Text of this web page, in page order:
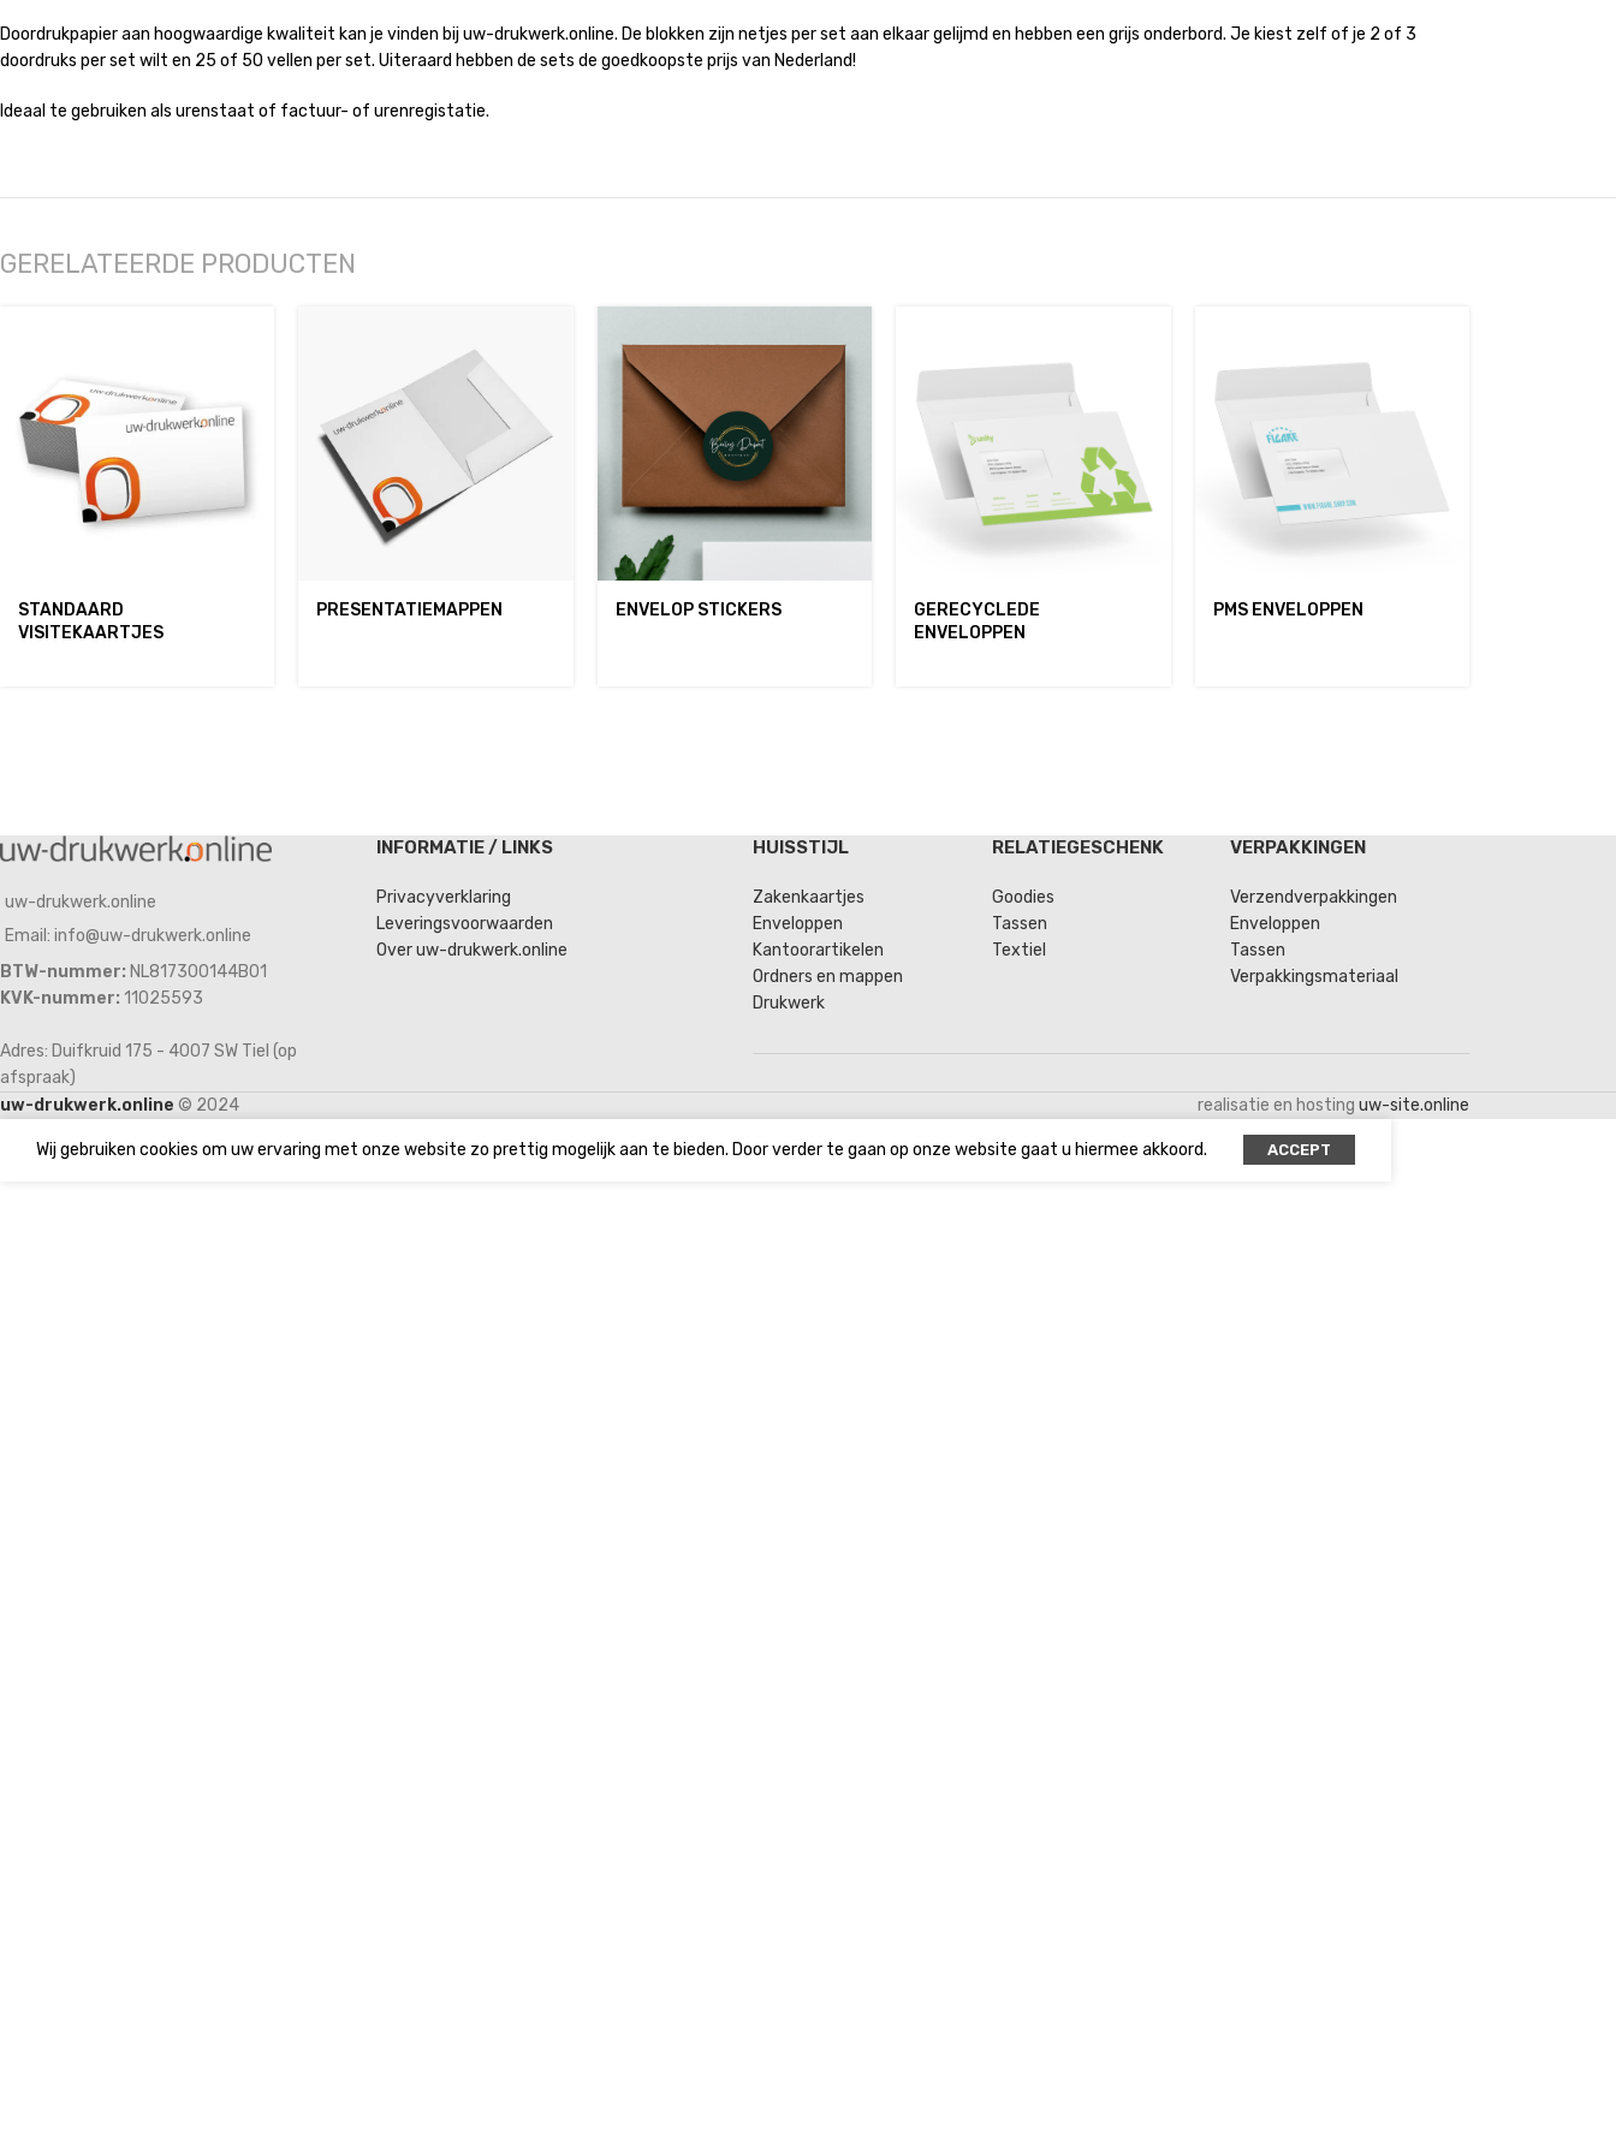
Doordrukpapier aan hoogwaardige kwaliteit kan je vinden bij uw-drukwerk.online. De blokken zijn netjes per set aan elkaar gelijmd en hebben een grijs onderbord. Je kiest zelf of je 2 of 3
doordruks per set wilt en 25 of 50 vellen per set. Uiteraard hebben de sets de goedkoopste prijs van Nederland!
Ideaal te gebruiken als urenstaat of factuur- of urenregistatie.
GERELATEERDE PRODUCTEN
STANDAARD
VISITEKAARTJES
PRESENTATIEMAPPEN ENVELOP STICKERS
GERECYCLEDE
ENVELOPPEN
PMS ENVELOPPEN
uw-drukwerk.online
Email: info@uw-drukwerk.online
BTW-nummer: NL817300144B01
KVK-nummer: 11025593
Adres: Duifkruid 175 - 4007 SW Tiel (op
afspraak)
INFORMATIE / LINKS
Privacyverklaring
Leveringsvoorwaarden
Over uw-drukwerk.online
HUISSTIJL
Zakenkaartjes
Enveloppen
Kantoorartikelen
Ordners en mappen
Drukwerk
RELATIEGESCHENK
Goodies
Tassen
Textiel
VERPAKKINGEN
Verzendverpakkingen
Enveloppen
Tassen
Verpakkingsmateriaal
uw-drukwerk.online © 2024 realisatie en hosting uw-site.online
Wij gebruiken cookies om uw ervaring met onze website zo prettig mogelijk aan te bieden. Door verder te gaan op onze website gaat u hiermee akkoord. ACCEPT